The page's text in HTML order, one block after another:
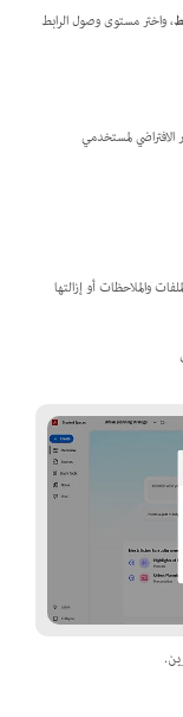
، واختر مستوى وصول الرابط
الافتراضي لمستخدمي
والملاحظات أو إزالتها